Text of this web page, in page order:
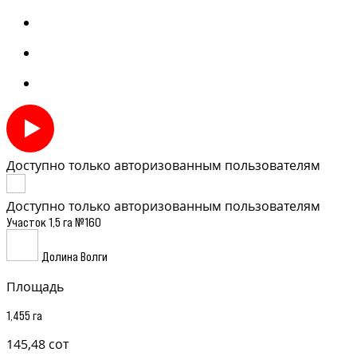
Доступно только авторизованным пользователям
Доступно только авторизованным пользователям
Участок 1,5 га №160
Долина Волги
Площадь
1,455 га
145,48 сот